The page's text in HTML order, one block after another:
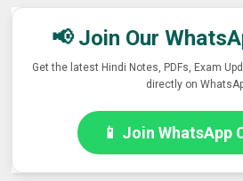
📢 Join Our
Get the latest Hindi Notes, PDFs, Exam
directly on
📱 Join WhatsApp